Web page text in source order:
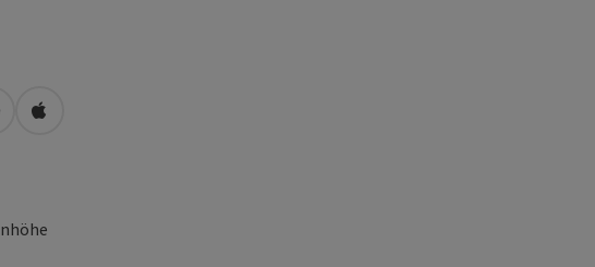
Google Maps öffnen
in Apple Maps öffnen